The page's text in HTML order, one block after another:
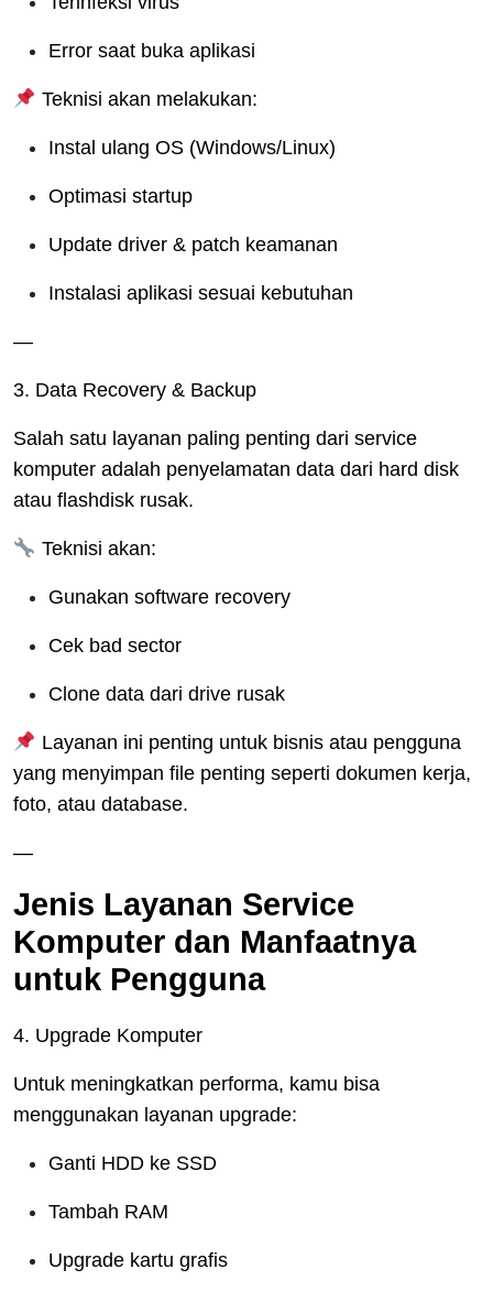
Error saat buka aplikasi
Teknisi akan melakukan:
Instal ulang OS (Windows/Linux)
Optimasi startup
Update driver & patch keamanan
Instalasi aplikasi sesuai kebutuhan
—
3. Data Recovery & Backup
Salah satu layanan paling penting dari service
komputer adalah penyelamatan data dari hard disk
atau flashdisk rusak.
Teknisi akan:
Gunakan software recovery
Cek bad sector
Clone data dari drive rusak
Layanan ini penting untuk bisnis atau pengguna
yang menyimpan file penting seperti dokumen kerja,
foto, atau database.
—
Jenis Layanan Service
Komputer dan Manfaatnya
untuk Pengguna
4. Upgrade Komputer
Untuk meningkatkan performa, kamu bisa
menggunakan layanan upgrade:
Ganti HDD ke SSD
Tambah RAM
Upgrade kartu grafis